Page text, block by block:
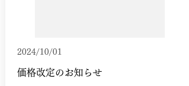
2024/10/01
価格改定のお知らせ